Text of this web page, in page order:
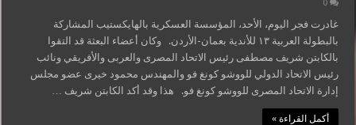
0
غادرت فجر اليوم، الأحد، المؤسسة العسكرية بالهايكستيب المشاركة
بالبطولة العربية ١٣ للأندية بعمان-الأردن. وكان أعضاء البعثة قد التقوا
بالكابتن شريف مصطفى رئيس الاتحاد المصرى والعربى والأفريقي ونائب
رئيس الاتحاد الدولي للووشو كونغ فو والمهندس محمود خيرى عضو مجلس
إدارة الاتحاد المصرى للووشو كونغ فو. هذا وقد أكد الكابتن شريف …
أكمل القراءة »